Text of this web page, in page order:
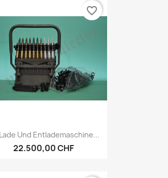
Vorschau
Und Entlademaschine...
22.500,00 CHF
favorite_border